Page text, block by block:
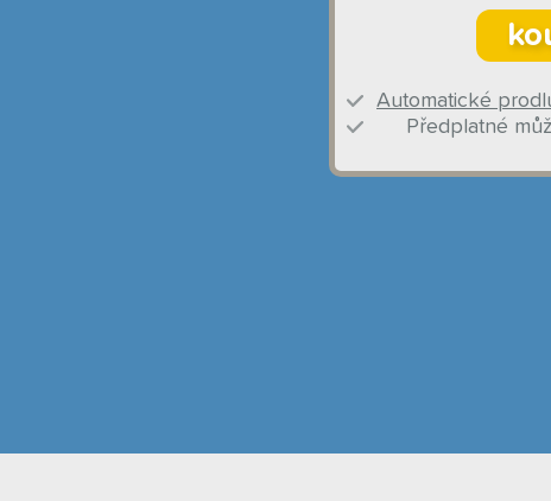
Automatické
Předplatné